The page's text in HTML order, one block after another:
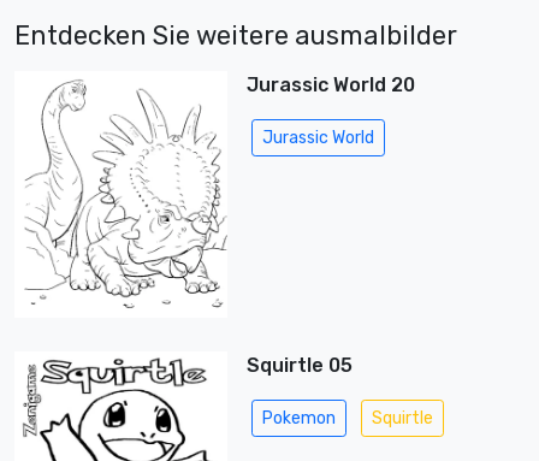
Entdecken Sie weitere ausmalbilder
Jurassic World 20
Jurassic World
Squirtle 05
Pokemon Squirtle